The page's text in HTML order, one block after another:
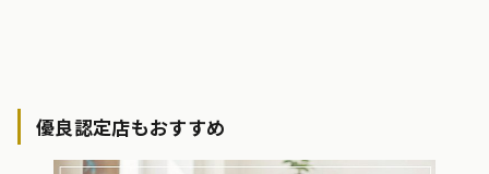
優良認定店もおすすめ